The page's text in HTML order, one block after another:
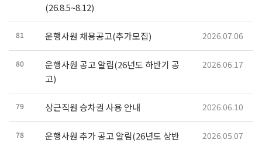
(26.8.5~8.12)
81 운행사원 채용공고(추가모집) 2026.07.06
80
운행사원 공고 알림(26년도 하반기 공
고)
2026.06.17
79 상근직원 승차권 사용 안내 2026.06.10
78
운행사원 추가 공고 알림(26년도 상반
2026.05.07